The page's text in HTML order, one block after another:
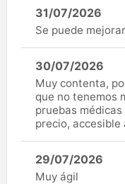
31/07/2026
Se puede mejorar
30/07/2026
Muy contenta,
que no tenemos
pruebas
precio, accesible
29/07/2026
Muy ágil